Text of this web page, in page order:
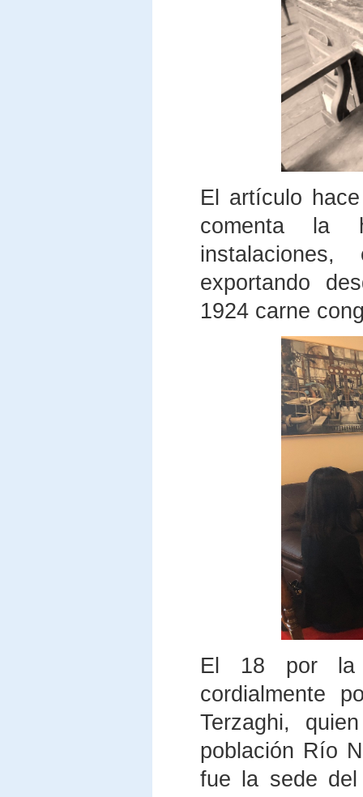
El artículo
comenta la
exportando
1924 carne
El 18 por la
cordialmente
Terzaghi,
población Río
fue la sede